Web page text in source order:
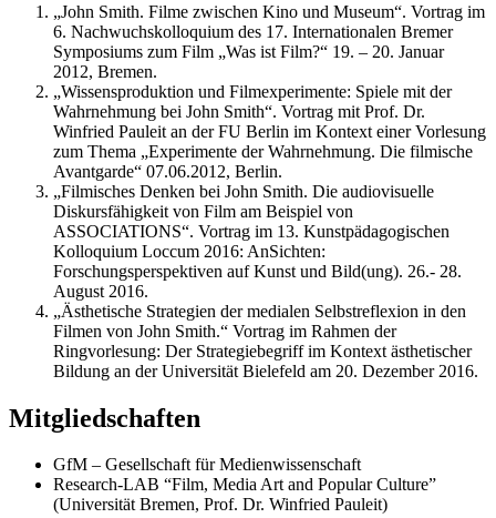
„John Smith. Filme zwischen Kino und Museum“. Vortrag im
6. Nachwuchskolloquium des 17. Internationalen Bremer
Symposiums zum Film „Was ist Film?“ 19. – 20. Januar
2012, Bremen.
„Wissensproduktion und Filmexperimente: Spiele mit der
Wahrnehmung bei John Smith“. Vortrag mit Prof. Dr.
Winfried Pauleit an der FU Berlin im Kontext einer Vorlesung
zum Thema „Experimente der Wahrnehmung. Die filmische
Avantgarde“ 07.06.2012, Berlin.
„Filmisches Denken bei John Smith. Die audiovisuelle
Diskursfähigkeit von Film am Beispiel von
ASSOCIATIONS“. Vortrag im 13. Kunstpädagogischen
Kolloquium Loccum 2016: AnSichten:
Forschungsperspektiven auf Kunst und Bild(ung). 26.- 28.
August 2016.
„Ästhetische Strategien der medialen Selbstreflexion in den
Filmen von John Smith.“ Vortrag im Rahmen der
Ringvorlesung: Der Strategiebegriff im Kontext ästhetischer
Bildung an der Universität Bielefeld am 20. Dezember 2016.
Mitgliedschaften
GfM – Gesellschaft für Medienwissenschaft
Research-LAB “Film, Media Art and Popular Culture”
(Universität Bremen, Prof. Dr. Winfried Pauleit)